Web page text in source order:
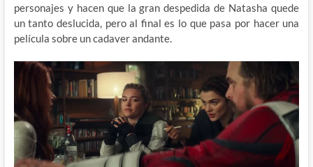
personajes y hacen que la gran despedida de Natasha quede
un tanto deslucida, pero al final es lo que pasa por hacer una
película sobre un cadaver andante.